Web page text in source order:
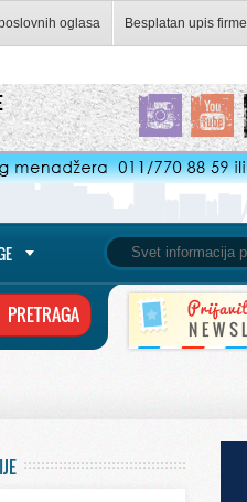
oglasa Besplatan upis firme